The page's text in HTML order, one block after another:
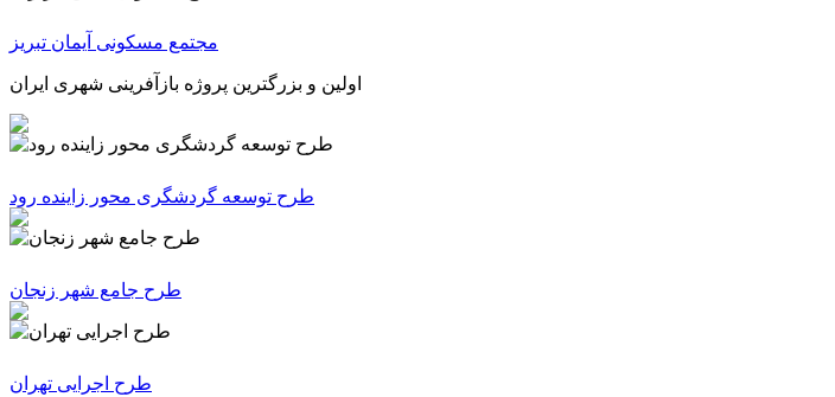
مجتمع مسکونی آیمان تبریز
اولین و بزرگترین پروژه بازآفرینی شهری ایران
طرح توسعه گردشگری محور زاینده رود
طرح جامع شهر زنجان
طرح اجرایی تهران